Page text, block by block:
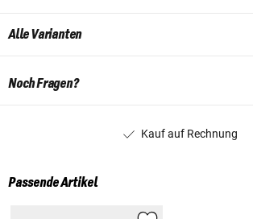
Alle Varianten
Noch Fragen?
Kauf auf Rechnung
Passende Artikel